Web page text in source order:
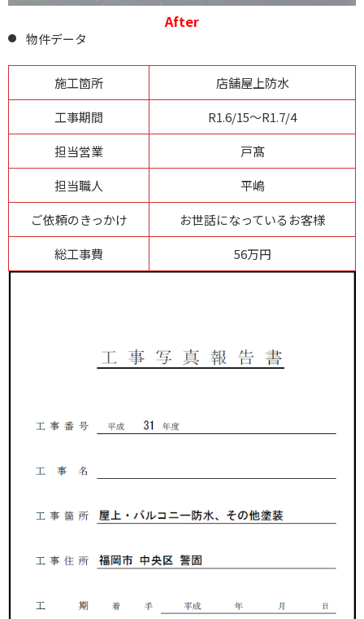
After
物件データ
施工箇所
店舗屋上防水
工事期間
R1.6/15～R1.7/4
担当営業
戸髙
担当職人
平嶋
ご依頼のきっかけ
お世話になっているお客様
総工事費
56万円